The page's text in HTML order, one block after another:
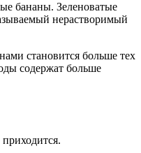
бананы. Зеленоватые
нерастворимый
становится больше тех
содержат больше